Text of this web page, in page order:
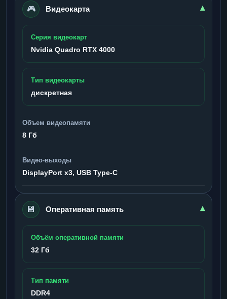
🎮 Видеокарта ▾
Серия видеокарт
Nvidia Quadro RTX 4000
Тип видеокарты
дискретная
Объем видеопамяти
8 Гб
Видео-выходы
DisplayPort x3, USB Type-C
💾 Оперативная память ▾
Объём оперативной памяти
32 Гб
Тип памяти
DDR4